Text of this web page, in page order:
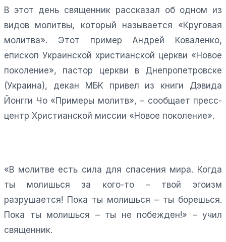
В этот день священник рассказал об одном из
видов молитвы, который называется «Круговая
молитва». Этот пример Андрей Коваленко,
епископ Украинской христианской церкви «Новое
поколение», пастор церкви в Днепропетровске
(Украина), декан МБК привел из книги Дэвида
Йонгги Чо «Примеры молитв», – сообщает пресс-
центр Христианской миссии «Новое поколение».
«В молитве есть сила для спасения мира. Когда
ты молишься за кого-то – твой эгоизм
разрушается! Пока ты молишься – ты борешься.
Пока ты молишься – ты не побежден!» – учил
священник.